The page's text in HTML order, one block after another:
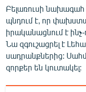
Բելառուսի նախագահ
պնդում է, որ
իրականացնում է
Նա զգուշացրել է
սադրանքներից:
զորքեր են կուտակել: